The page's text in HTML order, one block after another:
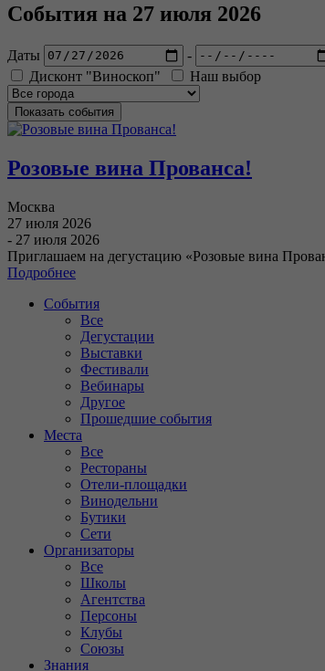
События на 27 июля 2026
Даты
-
Дисконт "Виноскоп"
Наш выбор
Розовые вина Прованса!
Москва
27 июля 2026
- 27 июля 2026
Приглашаем на дегустацию «Розовые вина
Подробнее
События
Все
Дегустации
Выставки
Фестивали
Вебинары
Другое
Прошедшие события
Места
Все
Рестораны
Отели-площадки
Винодельни
Бутики
Сети
Организаторы
Все
Школы
Агентства
Персоны
Клубы
Союзы
Знания